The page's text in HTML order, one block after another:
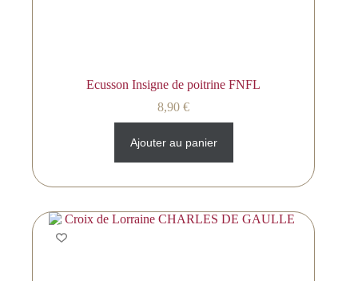
Ecusson Insigne de poitrine FNFL
8,90€
Ajouter au panier